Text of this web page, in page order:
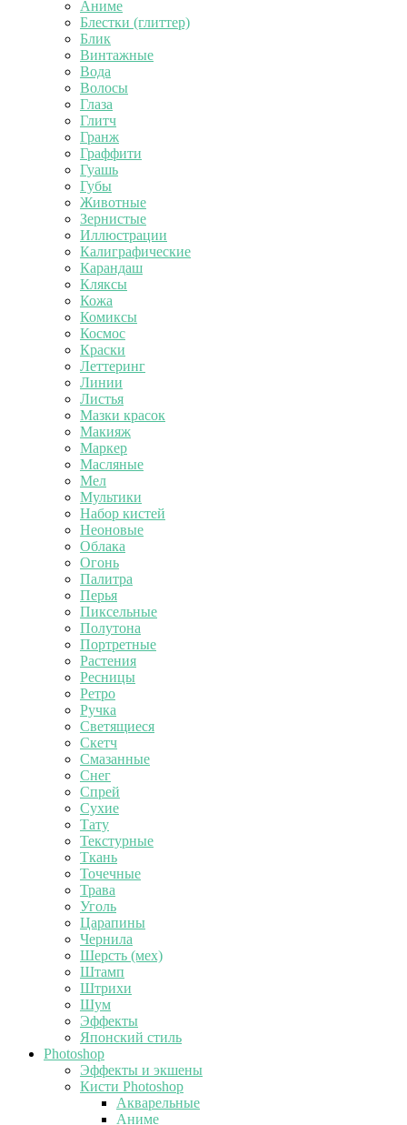
Аниме
Блестки (глиттер)
Блик
Винтажные
Вода
Волосы
Глаза
Глитч
Гранж
Граффити
Гуашь
Губы
Животные
Зернистые
Иллюстрации
Калиграфические
Карандаш
Кляксы
Кожа
Комиксы
Космос
Краски
Леттеринг
Линии
Листья
Мазки красок
Макияж
Маркер
Масляные
Мел
Мультики
Набор кистей
Неоновые
Облака
Огонь
Палитра
Перья
Пиксельные
Полутона
Портретные
Растения
Ресницы
Ретро
Ручка
Светящиеся
Скетч
Смазанные
Снег
Спрей
Сухие
Тату
Текстурные
Ткань
Точечные
Трава
Уголь
Царапины
Чернила
Шерсть (мех)
Штамп
Штрихи
Шум
Эффекты
Японский стиль
Photoshop
Эффекты и экшены
Кисти Photoshop
Акварельные
Аниме